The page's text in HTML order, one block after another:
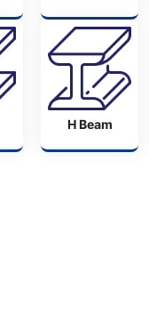
H Beam